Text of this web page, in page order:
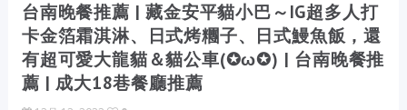
台南晚餐推薦 | 藏金安平貓小巴～IG超多人打
卡金箔霜淇淋、日式烤糰子、日式鰻魚飯，還
有超可愛大龍貓＆貓公車(✪ω✪) | 台南晚餐推
薦 | 成大18巷餐廳推薦